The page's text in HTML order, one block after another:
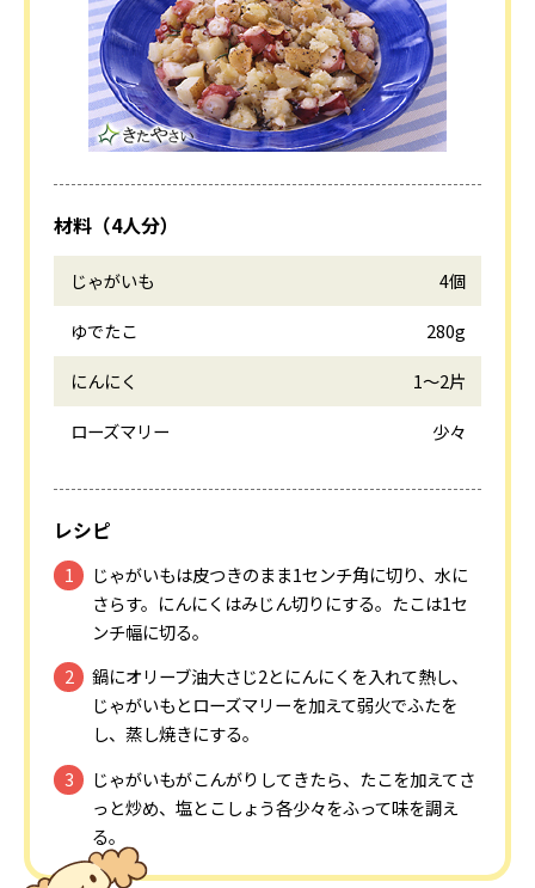
材料（4人分）
じゃがいも
4個
ゆでたこ
280g
にんにく
1～2片
ローズマリー
少々
レシピ
じゃがいもは皮つきのまま1センチ角に切り、水に
さらす。にんにくはみじん切りにする。たこは1セ
ンチ幅に切る。
鍋にオリーブ油大さじ2とにんにくを入れて熱し、
じゃがいもとローズマリーを加えて弱火でふたを
し、蒸し焼きにする。
じゃがいもがこんがりしてきたら、たこを加えてさ
っと炒め、塩とこしょう各少々をふって味を調え
る。